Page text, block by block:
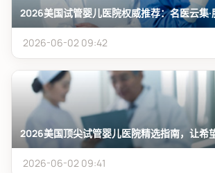
2026美国试管婴儿医院权威推荐：名医云集·
2026-06-02 09:42
2026美国顶尖试管婴儿医院精选指南，让希
2026-06-02 09:41